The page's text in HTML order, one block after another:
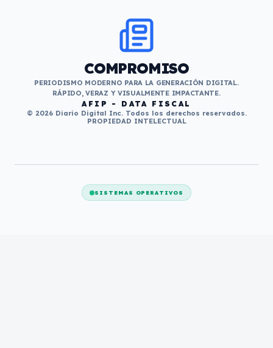
COMPROMISO
PERIODISMO MODERNO PARA LA GENERACIÓN DIGITAL.
RÁPIDO, VERAZ Y VISUALMENTE IMPACTANTE.
AFIP - DATA FISCAL
© 2026 Diario Digital Inc. Todos los derechos reservados.
PROPIEDAD INTELECTUAL
SISTEMAS OPERATIVOS